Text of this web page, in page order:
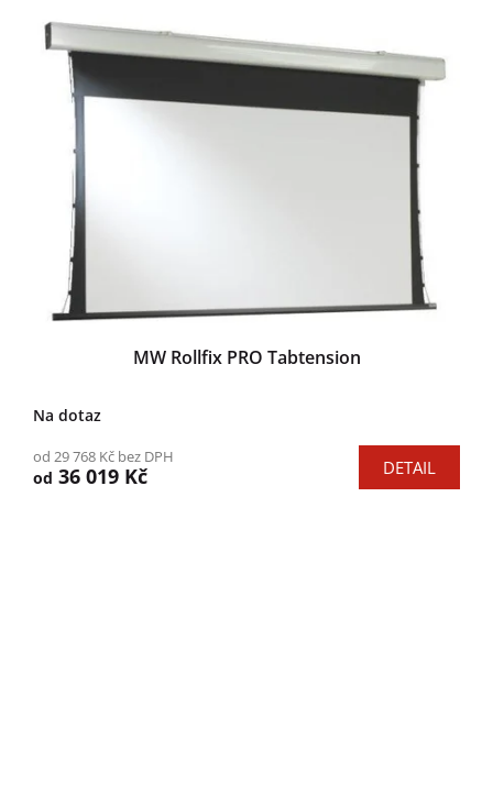
MW Rollfix PRO Tabtension
Na dotaz
od 29 768 Kč bez DPH
od 36 019 Kč DETAIL